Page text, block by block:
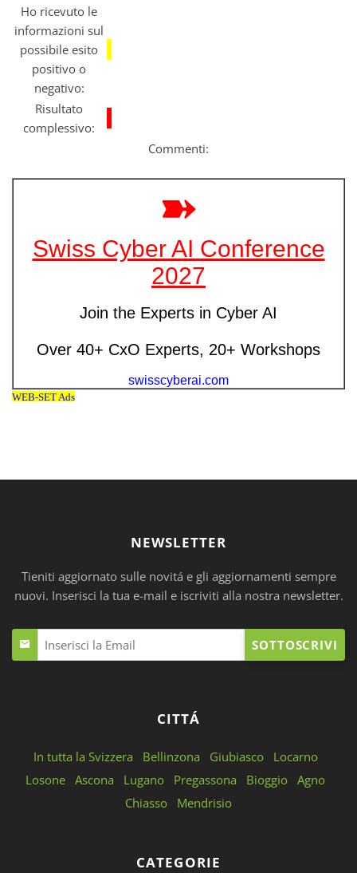
Ho ricevuto le
informazioni sul
possibile esito
positivo o
negativo:
Risultato
complessivo:
Commenti:
NEWSLETTER
Tieniti aggiornato sulle novitá e gli aggiornamenti sempre
nuovi. Inserisci la tua e-mail e iscriviti alla nostra newsletter.
SOTTOSCRIVI
CITTÁ
In tutta la Svizzera Bellinzona Giubiasco
Locarno
Losone Ascona Lugano Pregassona Bioggio Agno
Chiasso
Mendrisio
CATEGORIE